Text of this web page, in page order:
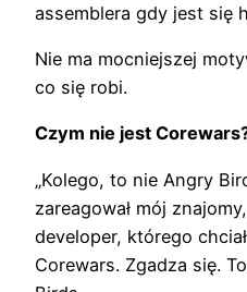
assemblera gdy jest się
Nie ma mocniejszej
co się robi.
Czym nie jest
„Kolego, to nie Angry
zareagował mój
developer, którego
Corewars. Zgadza się.